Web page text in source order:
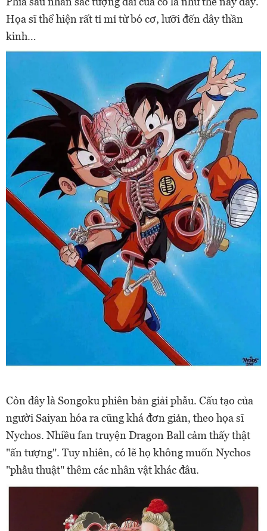
Họa sĩ thể hiện rất tỉ mỉ từ bó cơ, lưỡi đến dây thần
kinh…
Còn đây là Songoku phiên bản giải phẫu. Cấu tạo của
người Saiyan hóa ra cũng khá đơn giản, theo họa sĩ
Nychos. Nhiều fan truyện Dragon Ball cảm thấy thật
"ấn tượng". Tuy nhiên, có lẽ họ không muốn Nychos
"phẫu thuật" thêm các nhân vật khác đâu.